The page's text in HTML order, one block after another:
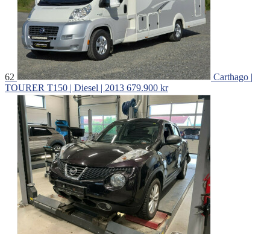
62
Carthago |
TOURER T150 | Diesel | 2013 679.900 kr